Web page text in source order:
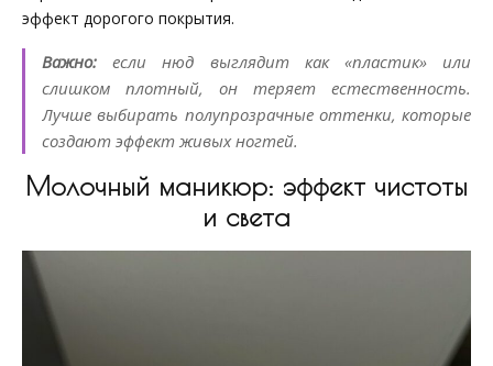
эффект дорогого покрытия.
Важно:
если нюд выглядит как «пластик» или
слишком плотный, он теряет естественность.
Лучше выбирать полупрозрачные оттенки, которые
создают эффект живых ногтей.
Молочный маникюр: эффект чистоты
и света